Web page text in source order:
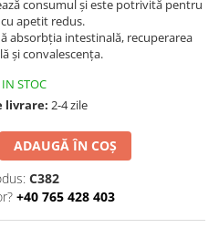
consumul și este potrivită pentru
apetit redus.
absorbția intestinală, recuperarea
și convalescența.
IN STOC
livrare: 2-4 zile
ADAUGĂ ÎN COȘ
C382
+40 765 428 403